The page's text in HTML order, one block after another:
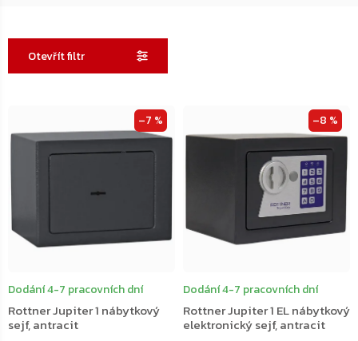
Otevřít filtr
produktů
–7 %
Rottner Jupiter 1 nábytkový
sejf, antracit
Dodání 4-7 pracovních dní
–8 %
Rottner Jupiter 1 EL nábytkový
elektronický sejf, antracit
Dodání 4-7 pracovních dní